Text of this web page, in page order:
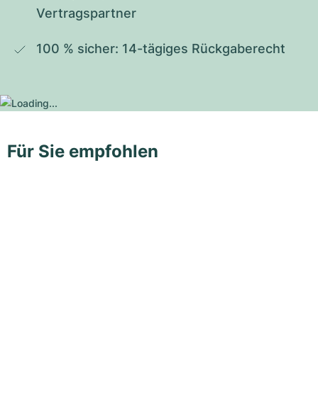
Vertragspartner
100 % sicher: 14-tägiges Rückgaberecht
Für Sie empfohlen